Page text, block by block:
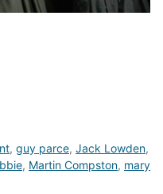
, guy parce, Jack Lowden,
, Martin Compston, mary